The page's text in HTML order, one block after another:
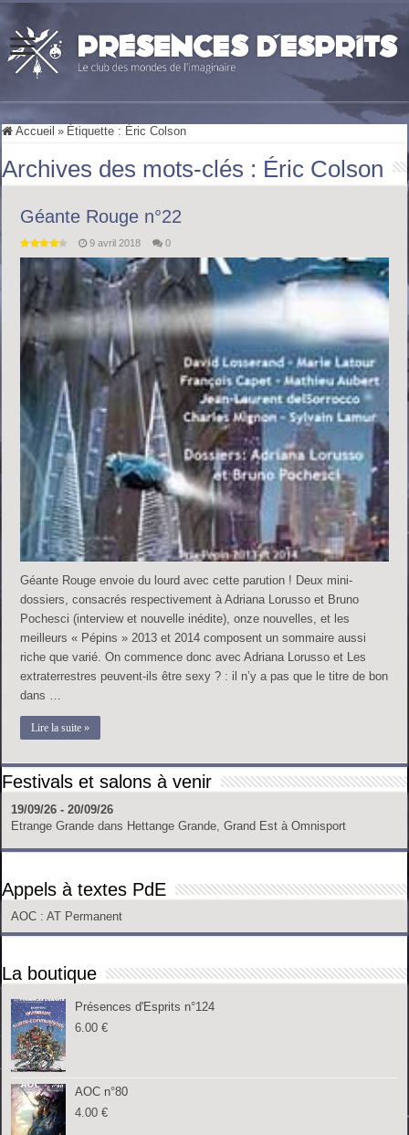
Accueil » Étiquette : Éric Colson
Archives des mots-clés : Éric Colson
Géante Rouge n°22
9 avril 2018 0
Géante Rouge envoie du lourd avec cette parution ! Deux mini-
dossiers, consacrés respectivement à Adriana Lorusso et Bruno
Pochesci (interview et nouvelle inédite), onze nouvelles, et les
meilleurs « Pépins » 2013 et 2014 composent un sommaire aussi
riche que varié. On commence donc avec Adriana Lorusso et Les
extraterrestres peuvent-ils être sexy ? : il n’y a pas que le titre de bon
dans …
Lire la suite »
Festivals et salons à venir
19/09/26 - 20/09/26
Etrange Grande dans Hettange Grande, Grand Est à Omnisport
Appels à textes PdE
AOC : AT Permanent
La boutique
Présences d'Esprits n°124
6.00€
AOC n°80
4.00€